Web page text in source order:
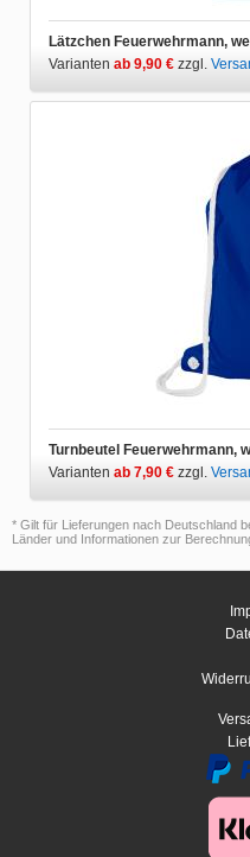
Varianten ab 9,90 € zzgl.
Varianten ab 7,90 € zzgl.
* Gilt für Lieferungen nach Deutschland
Länder und Informationen zur